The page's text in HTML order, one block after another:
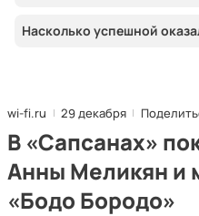
Насколько успешной
wi-fi.ru 29 декабря
В «Сапсанах»
Анны Меликян и
«Бодо Бородо»